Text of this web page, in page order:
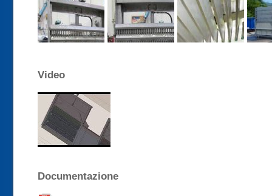
Video
Documentazione